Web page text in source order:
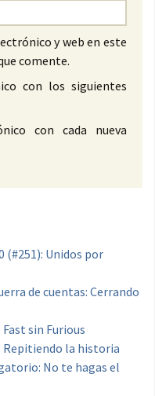
y web en este
comente.
con los siguientes
con cada nueva
(#251): Unidos por
de cuentas: Cerrando
sin Furious
Repitiendo la historia
No te hagas el